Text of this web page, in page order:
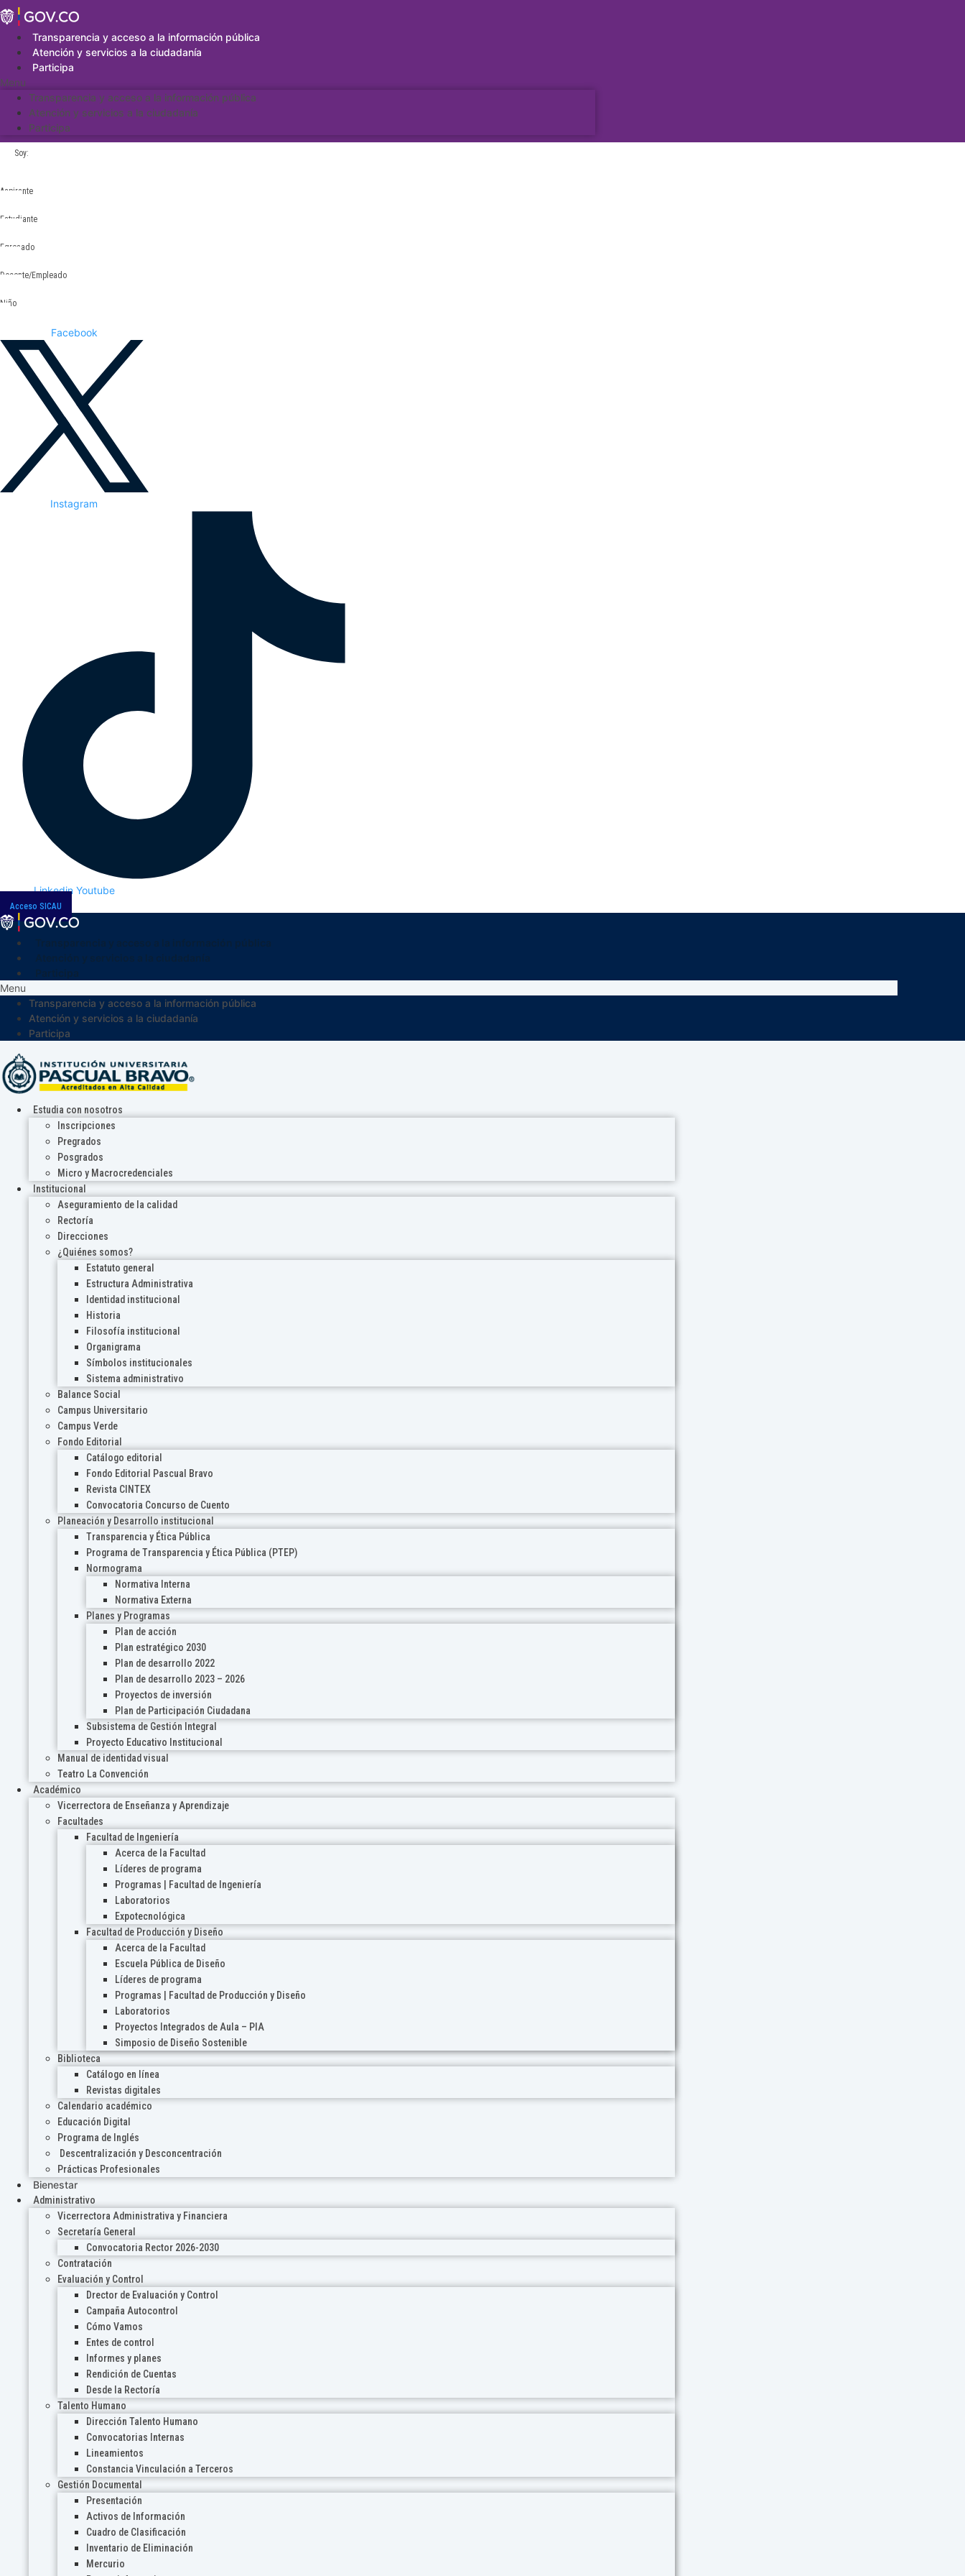
Saltar
al
contenidoTransparencia y acceso a la información pública
Atención y servicios a la ciudadanía
Participa
Menu
Transparencia y acceso a la información pública
Atención y servicios a la ciudadanía
Participa
Soy:
Aspirante
Estudiante
Egresado
Docente/Empleado
Niño
Facebook
Instagram
Linkedin Youtube
Acceso SICAU
Menu
Transparencia y acceso a la información pública
Atención y servicios a la ciudadanía
Participa
Estudia con nosotros
Inscripciones
Pregrados
Posgrados
Micro y Macrocredenciales
Institucional
Aseguramiento de la calidad
Rectoría
Direcciones
¿Quiénes somos?
Estatuto general
Estructura Administrativa
Identidad institucional
Historia
Filosofía institucional
Organigrama
Símbolos institucionales
Sistema administrativo
Balance Social
Campus Universitario
Campus Verde
Fondo Editorial
Catálogo editorial
Fondo Editorial Pascual Bravo
Revista CINTEX
Convocatoria Concurso de Cuento
Planeación y Desarrollo institucional
Transparencia y Ética Pública
Programa de Transparencia y Ética Pública (PTEP)
Normograma
Normativa Interna
Normativa Externa
Planes y Programas
Plan de acción
Plan estratégico 2030
Plan de desarrollo 2022
Plan de desarrollo 2023 – 2026
Proyectos de inversión
Plan de Participación Ciudadana
Subsistema de Gestión Integral
Proyecto Educativo Institucional
Manual de identidad visual
Teatro La Convención
Académico
Vicerrectora de Enseñanza y Aprendizaje
Facultades
Facultad de Ingeniería
Acerca de la Facultad
Líderes de programa
Programas | Facultad de Ingeniería
Laboratorios
Expotecnológica
Facultad de Producción y Diseño
Acerca de la Facultad
Escuela Pública de Diseño
Líderes de programa
Programas | Facultad de Producción y Diseño
Laboratorios
Proyectos Integrados de Aula – PIA
Simposio de Diseño Sostenible
Biblioteca
Catálogo en línea
Revistas digitales
Calendario académico
Educación Digital
Programa de Inglés
Descentralización y Desconcentración
Prácticas Profesionales
Bienestar
Administrativo
Vicerrectora Administrativa y Financiera
Secretaría General
Convocatoria Rector 2026-2030
Contratación
Evaluación y Control
Drector de Evaluación y Control
Campaña Autocontrol
Cómo Vamos
Entes de control
Informes y planes
Rendición de Cuentas
Desde la Rectoría
Talento Humano
Dirección Talento Humano
Convocatorias Internas
Lineamientos
Constancia Vinculación a Terceros
Gestión Documental
Presentación
Activos de Información
Cuadro de Clasificación
Inventario de Eliminación
Mercurio